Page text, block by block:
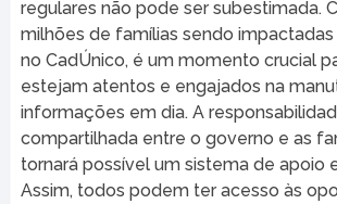
regulares não pode ser subestimada.
milhões de famílias sendo
no CadÚnico, é um momento crucial
estejam atentos e engajados na
informações em dia. A
compartilhada entre o governo e as
tornará possível um sistema de apoio
Assim, todos podem ter acesso às